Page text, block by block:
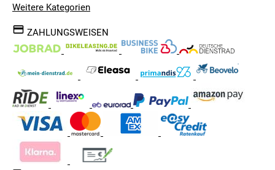
Weitere Kategorien
ZAHLUNGSWEISEN